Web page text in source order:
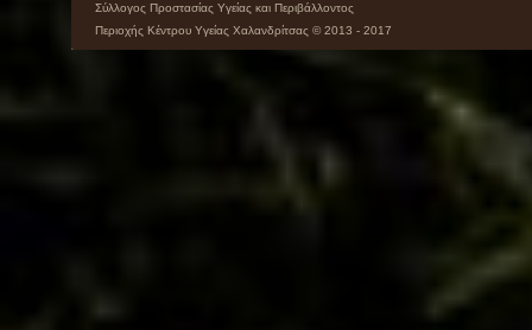
Σύλλογος Προστασίας Υγείας και Περιβάλλοντος
Περιοχής Κέντρου Υγείας Χαλανδρίτσας © 2013 - 2017